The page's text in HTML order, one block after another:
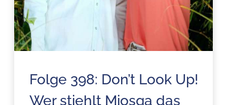
Folge 398: Don’t Look Up!
Wer stiehlt Miosga das